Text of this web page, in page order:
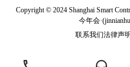
Copyright © 2024 Shanghai Smart
今年会
联系我们法律声